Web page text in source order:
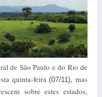
de São Paulo e do Rio de
quinta-feira (07/11), mas
sobre estes estados,